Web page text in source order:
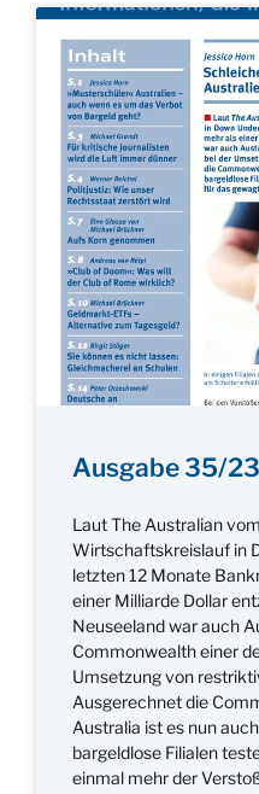
Ausgabe 35/23
Laut The Australian
Wirtschaftskreislauf in
letzten 12 Monate
einer Milliarde Dollar
Neuseeland war auch
Commonwealth einer
Umsetzung von
Ausgerechnet die
Australia ist es nun
bargeldlose Filialen
einmal mehr der